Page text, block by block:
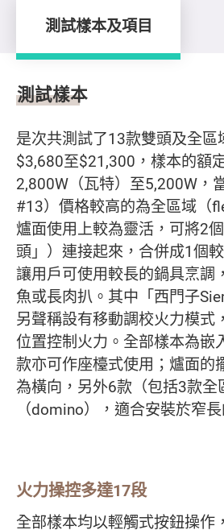
測試樣本及項目
測試樣本及項目
測試樣本
是次共測試了13款雙頭及全區
$3,680至$21,300，樣本的額
2,800W（瓦特）至5,200W，
#13）價格較高的為全區域（
爐面使用上較為靈活，可將2
頭」）連接起來，合併成1個
讓用戶可使用較長的鍋具烹調
魚或長肉扒。其中「西門子
另聲稱設有移動調校火力模式
位置控制火力。全部樣本為嵌
款亦可作座檯式使用；爐面的
為橫向，另外6款（包括3款全
（domino），適合安裝於窄
火力操控多達17段
全部樣本均以輕觸式按鈕操作